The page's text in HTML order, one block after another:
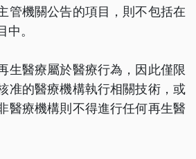
管機關公告的項目，則不包括在
。
生醫療屬於醫療行為，因此僅限
准的醫療機構執行相關技術，或
醫療機構則不得進行任何再生醫